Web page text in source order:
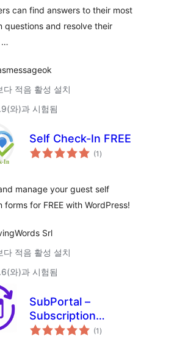
can find answers to their most
questions and resolve their
…
다 적음 활성 설치
와)과 시험됨
Self Check-In FREE
(1 전
체)
manage your guest self
forms for FREE with WordPress!
Srl
다 적음 활성 설치
와)과 시험됨
SubPortal –
Subscription
Customer Portal
(1 전
체)